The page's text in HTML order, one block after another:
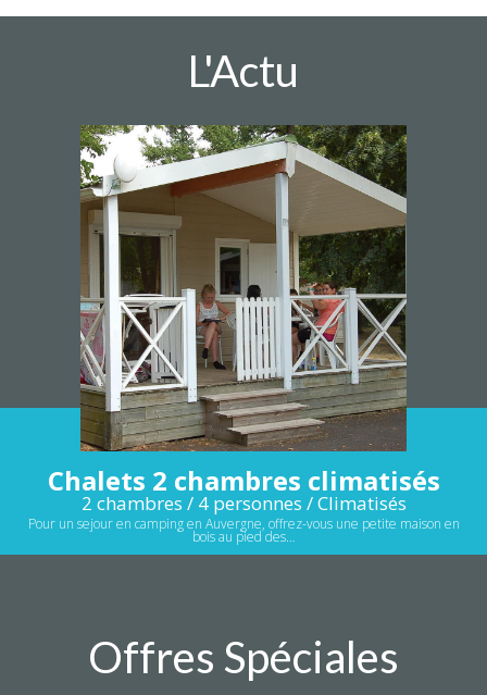
L'Actu
Chalets 2 chambres climatisés
2 chambres / 4 personnes / Climatisés
Pour un sejour en camping en Auvergne, offrez-vous une petite maison en
bois au pied des…
Offres Spéciales